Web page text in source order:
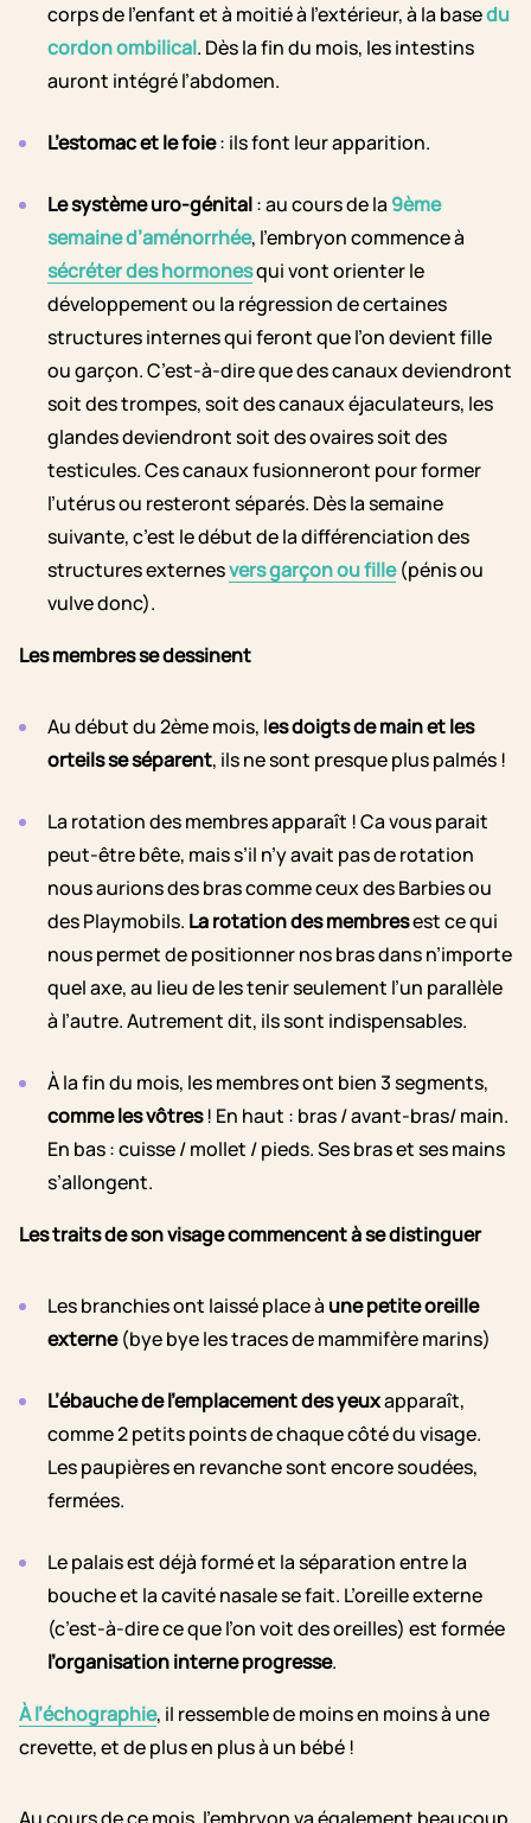
corps de l’enfant et à moitié à l’extérieur, à la basedu
cordon ombilical. Dès la fin du mois, les intestins
auront intégré l’abdomen.
L’estomac et le foie: ils font leur apparition.
Le système uro-génital: au cours de la 9ème
semaine d’aménorrhée, l’embryon commence à
sécréter des hormonesqui vont orienter le
développement ou la régression de certaines
structures internes qui feront que l’on devient fille
ou garçon. C’est-à-dire que des canaux deviendront
soit des trompes, soit des canaux éjaculateurs, les
glandes deviendront soit des ovaires soit des
testicules. Ces canaux fusionneront pour former
l’utérus ou resteront séparés. Dès la semaine
suivante, c’est le début de la différenciation des
structures externesvers garçon ou fille(pénis ou
vulve donc).
Les membres se dessinent
Au début du 2ème mois, les doigts de main et les
orteils se séparent, ils ne sont presque plus palmés !
La rotation des membres apparaît ! Ca vous parait
peut-être bête, mais s’il n’y avait pas de rotation
nous aurions des bras comme ceux des Barbies ou
des Playmobils. La rotation des membresest ce qui
nous permet de positionner nos bras dans n’importe
quel axe, au lieu de les tenir seulement l’un parallèle
à l’autre. Autrement dit, ils sont indispensables.
À la fin du mois, les membres ont bien 3 segments,
comme les vôtres! En haut : bras / avant-bras/ main.
En bas : cuisse / mollet / pieds. Ses bras et ses mains
s’allongent.
Les traits de son visage commencent à se distinguer
Les branchies ont laissé place à une petite oreille
externe(bye bye les traces de mammifère marins)
L’ébauche de l’emplacement des yeuxapparaît,
comme 2 petits points de chaque côté du visage.
Les paupières en revanche sont encore soudées,
fermées.
Le palais est déjà formé et la séparation entre la
bouche et la cavité nasale se fait. L’oreille externe
(c’est-à-dire ce que l’on voit des oreilles) est formée
l’organisation interne progresse.
À l’échographie, il ressemble de moins en moins à une
crevette, et de plus en plus à un bébé !